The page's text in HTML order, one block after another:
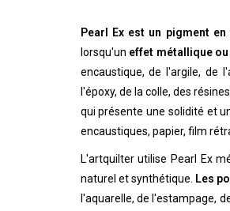
Pearl Ex est un pigment en
lorsqu'un effet métallique
encaustique, de l'argile, de
l'époxy, de la colle, des
qui présente une solidité et
encaustiques, papier, film
L'artquilter utilise Pearl Ex
naturel et synthétique. Les
l'aquarelle, de l'estampage,